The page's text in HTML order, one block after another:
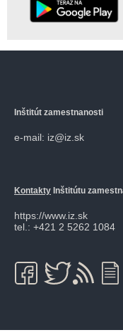
Inštitút zamestnanosti
e-mail: iz@iz.sk
Kontakty Inštitútu
https://www.iz.sk
tel.: +421 2 5262 1084